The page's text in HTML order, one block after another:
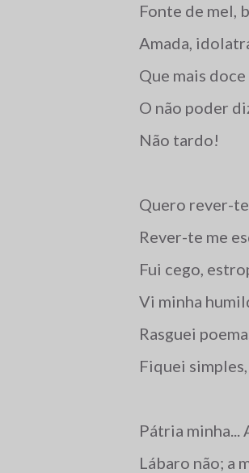
Fonte de mel,
Amada,
Que mais
O não poder
Não tardo!
Quero rever-
Rever-te me
Fui cego,
Vi minha
Rasguei
Fiquei
Pátria minha...
Lábaro não; a